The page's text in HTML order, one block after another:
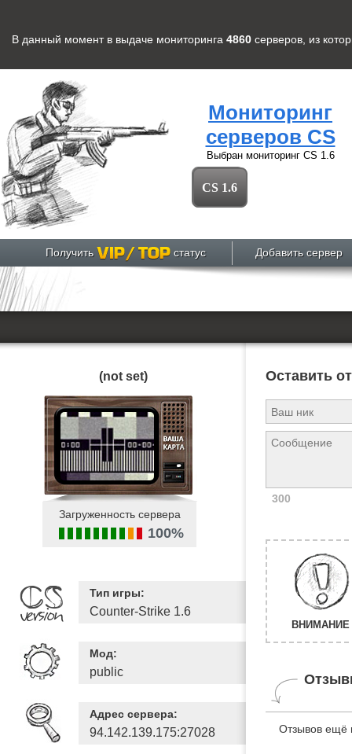
В данный момент в выдаче мониторинга 4860 серверов , из
Мониторинг
серверов CS
Выбран мониторинг CS 1.6
CS 1.6
Получить статус Добавить сервер
(not set)
Загруженность сервера
100%
Тип игры:
Counter-Strike 1.6
Мод:
public
Адрес сервера:
94.142.139.175:27028
Оставить
300
ВНИМАНИЕ
Отзывов ещё